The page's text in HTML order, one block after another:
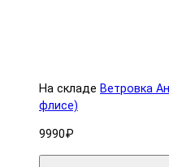
На складе Ветровка
флисе)
9990₽